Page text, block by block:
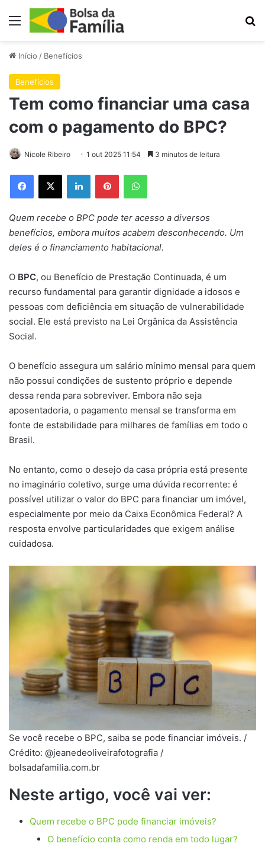
Menu
Início / Benefícios
Benefícios
Tem como financiar uma casa
com o pagamento do BPC?
Nicole Ribeiro 1 out 2025 11:54 3 minutos de leitura
Facebook
X LinkedinPinterestWhatsApp
Quem recebe o BPC pode ter acesso a diversos
benefícios, embora muitos acabem desconhecendo. Um
deles é o financiamento habitacional.
O BPC, ou Benefício de Prestação Continuada, é um
recurso fundamental para garantir dignidade a idosos e
pessoas com deficiência em situação de vulnerabilidade
social. Ele está previsto na Lei Orgânica da Assistência
Social.
O benefício assegura um salário mínimo mensal para quem
não possui condições de sustento próprio e depende
dessa renda para sobreviver. Embora não seja
aposentadoria, o pagamento mensal se transforma em
fonte de estabilidade para milhares de famílias em todo o
Brasil.
No entanto, como o desejo da casa própria está presente
no imaginário coletivo, surge uma dúvida recorrente: é
possível utilizar o valor do BPC para financiar um imóvel,
especialmente por meio da Caixa Econômica Federal? A
resposta envolve particularidades que exigem análise
cuidadosa.
Se você recebe o BPC, saiba se pode financiar imóveis. /
Crédito: @jeanedeoliveirafotografia /
bolsadafamilia.com.br
Neste artigo, você vai ver:
Quem recebe o BPC pode financiar imóveis?
O benefício conta como renda em todo lugar?